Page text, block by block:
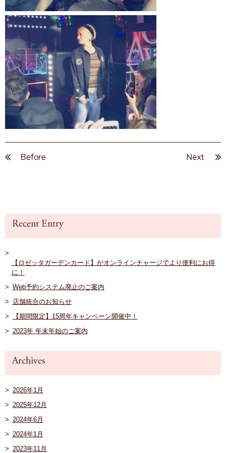
【ロゼッタガーデンカード】がオンラインチャージでより便利にお得
に！
Web予約システム廃止のご案内
店舗統合のお知らせ
【期間限定】15周年キャンペーン開催中！
2023年 年末年始のご案内
2026年1月
2025年12月
2024年6月
2024年1月
2023年11月